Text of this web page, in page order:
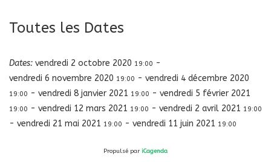
Toutes les Dates
Dates: vendredi 2 octobre 2020 19:00 -
vendredi 6 novembre 2020 19:00 - vendredi 4 décembre 2020
19:00 - vendredi 8 janvier 2021 19:00 - vendredi 5 février 2021
19:00 - vendredi 12 mars 2021 19:00 - vendredi 2 avril 2021 19:00
- vendredi 21 mai 2021 19:00 - vendredi 11 juin 2021 19:00
Propulsé par iCagenda